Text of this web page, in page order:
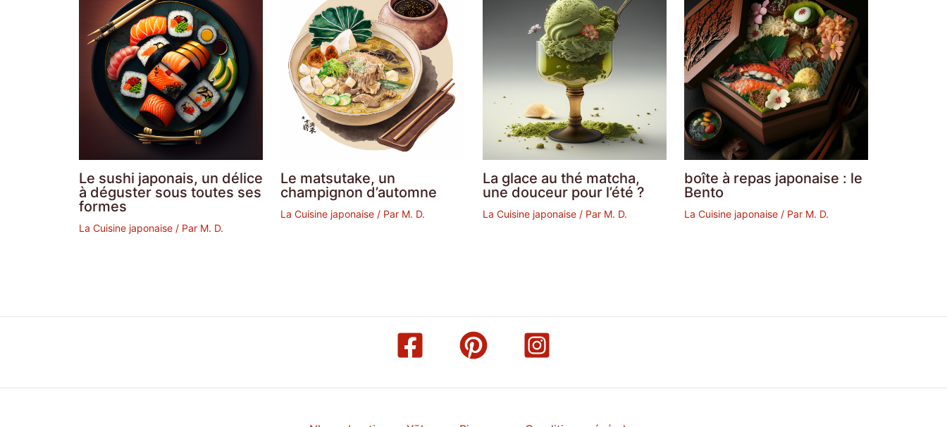
Le sushi japonais, un délice
à déguster sous toutes ses
formes
La Cuisine japonaise / Par M. D.
Le matsutake, un
champignon d’automne
La Cuisine japonaise / Par M. D.
La glace au thé matcha,
une douceur pour l’été ?
La Cuisine japonaise/ Par M. D.
boîte à repas japonaise : le
Bento
La Cuisine japonaise/ Par M. D.